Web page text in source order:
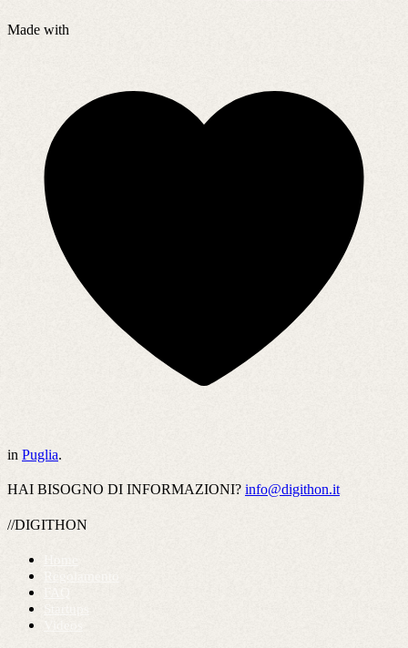
Made with
in Puglia.
HAI BISOGNO DI INFORMAZIONI? info@digithon.it
//DIGITHON